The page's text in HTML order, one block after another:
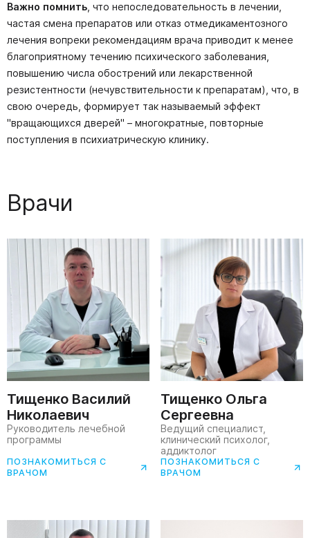
Важно помнить , что непоследовательность в лечении,
частая смена препаратов или отказ отмедикаментозного
лечения вопреки рекомендациям врача приводит к менее
благоприятному течению психического заболевания,
повышению числа обострений или лекарственной
резистентности (нечувствительности к препаратам), что, в
свою очередь, формирует так называемый эффект
"вращающихся дверей" – многократные, повторные
поступления в психиатрическую клинику.
Врачи
Тищенко Василий
Николаевич
Руководитель лечебной
программы
ПОЗНАКОМИТЬСЯ С
ВРАЧОМ
Тищенко Ольга
Сергеевна
Ведущий специалист,
клинический психолог,
аддиктолог
ПОЗНАКОМИТЬСЯ С
ВРАЧОМ